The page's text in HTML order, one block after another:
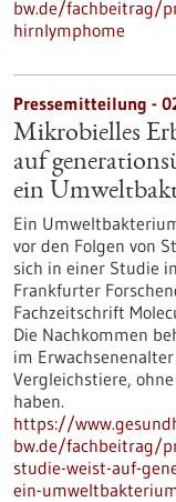
bw.de/fachbeitrag/
hirnlymphome
Pressemitteilung -
Mikrobielles
auf
ein
Ein
vor den Folgen von
sich in einer Studie
Frankfurter
Fachzeitschrift
Die Nachkommen
im
Vergleichstiere,
haben.
https://
bw.de/fachbeitrag/
studie-weist-auf-
ein-